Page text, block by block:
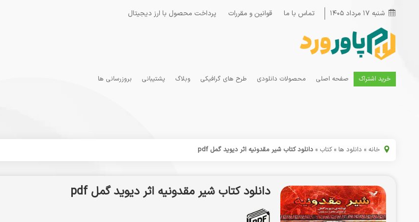
شنبه ۱۷ مرداد ۱۴۰۵ تماس با ما قوانین و مقررات پرداخت محصول با ارز دیجیتال
خرید اشتراک صفحه اصلی محصولات دانلودی طرح های گرافیکی وبلاگ پشتیبانی بروزرسانی ها
خانه » دانلود ها »کتاب » دانلود کتاب شیر مقدونیه اثر دیوید گمل pdf
دانلود کتاب شیر مقدونیه اثر دیوید گمل pdf